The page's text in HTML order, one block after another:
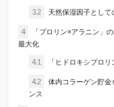
3.2 天然保湿因子とし
4
「プロリン×アラニン」
最大化
4.1 「ヒドロキシプロ
4.2
体内コラーゲン貯金
ンス